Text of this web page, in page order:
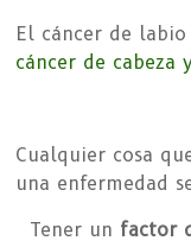
El cáncer de
cáncer de cabeza
Cualquier cosa
una enfermedad
Tener un factor